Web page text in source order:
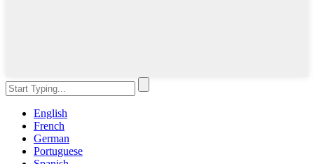
English
French
German
Portuguese